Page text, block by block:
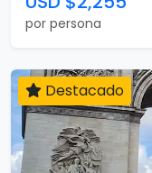
por persona
Destacado